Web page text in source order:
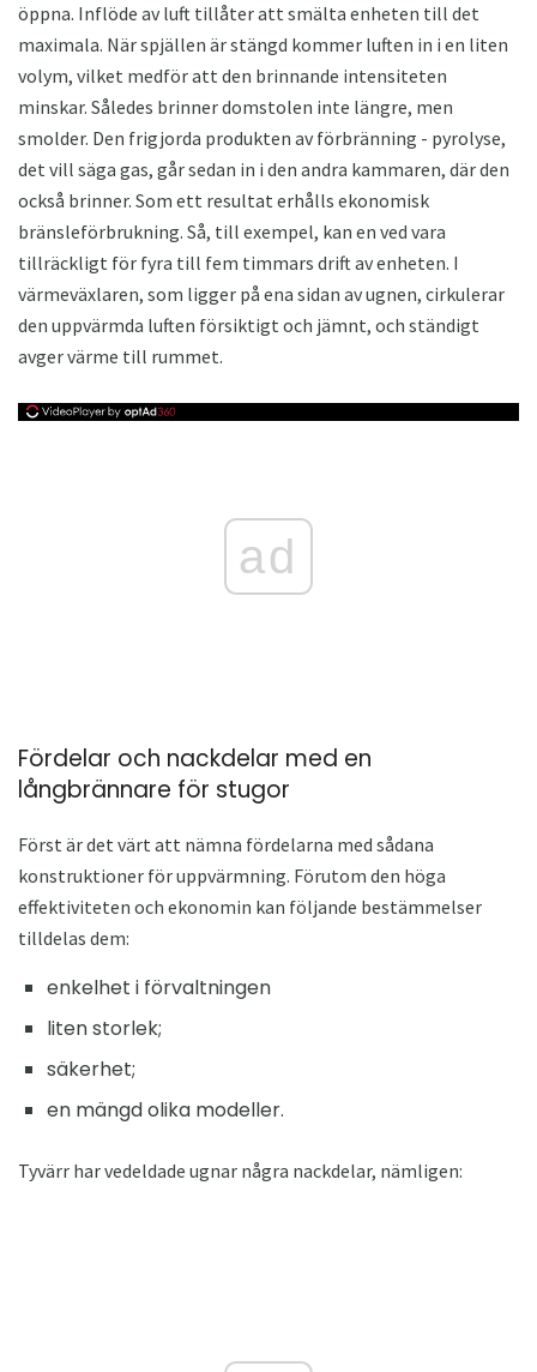
öppna. Inflöde av luft tillåter att smälta enheten till det
maximala. När spjällen är stängd kommer luften in i en liten
volym, vilket medför att den brinnande intensiteten
minskar. Således brinner domstolen inte längre, men
smolder. Den frigjorda produkten av förbränning - pyrolyse,
det vill säga gas, går sedan in i den andra kammaren, där den
också brinner. Som ett resultat erhålls ekonomisk
bränsleförbrukning. Så, till exempel, kan en ved vara
tillräckligt för fyra till fem timmars drift av enheten. I
värmeväxlaren, som ligger på ena sidan av ugnen, cirkulerar
den uppvärmda luften försiktigt och jämnt, och ständigt
avger värme till rummet.
ad
Fördelar och nackdelar med en
långbrännare för stugor
Först är det värt att nämna fördelarna med sådana
konstruktioner för uppvärmning. Förutom den höga
effektiviteten och ekonomin kan följande bestämmelser
tilldelas dem:
enkelhet i förvaltningen
liten storlek;
säkerhet;
en mängd olika modeller.
Tyvärr har vedeldade ugnar några nackdelar, nämligen: